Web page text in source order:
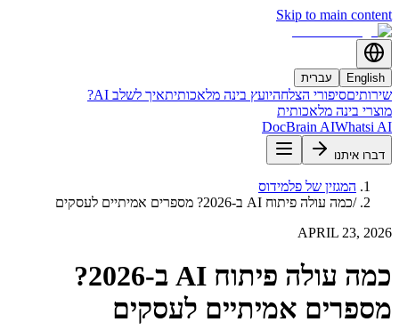
Skip to main content
English עברית
שירותיםסיפורי הצלחהיועץ בינה מלאכותיתאיך לשלב AI?
מוצרי בינה מלאכותית
DocBrain AIWhatsi AI
דברו איתנו
המגזין של פלמידוס
/כמה עולה פיתוח AI ב-2026? מספרים אמיתיים לעסקים
APRIL 23, 2026
כמה עולה פיתוח AI ב-2026?
מספרים אמיתיים לעסקים